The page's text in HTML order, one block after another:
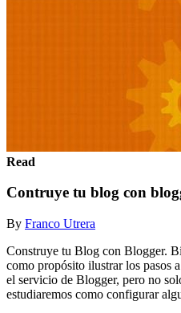
Read
Contruye tu blog con
By Franco Utrera
Construye tu Blog con Blogger.
como propósito ilustrar los pasos
el servicio de Blogger, pero no
estudiaremos como configurar